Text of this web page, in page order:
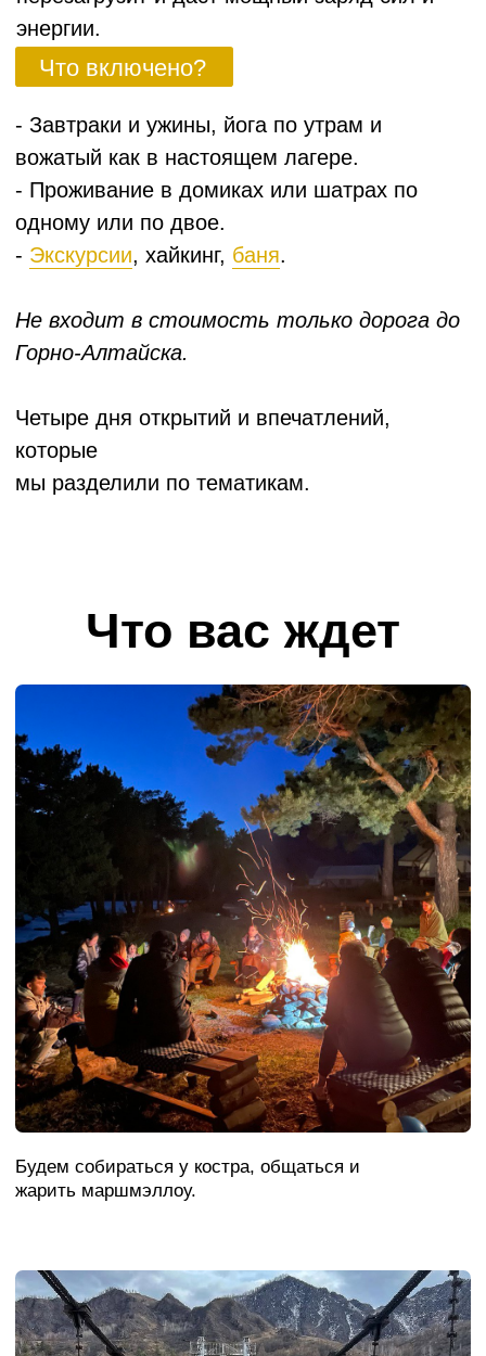
Перезагрузка ума и тела. Парение с травами, мягкий
пар, травяные чаи - все, чтобы почувствовать, как
Едем в мини-путешествие к Ороктойскому мосту.
узкое и глубокое место Катуни. И, если повезет,
Расписание тура
с 6 по 10 июня
День 1. Приезд и знакомство